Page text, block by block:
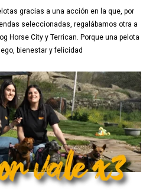
gracias a una acción en la que, por
seleccionadas, regalábamos otra a
Horse City y Terrican. Porque una pelota
bienestar y felicidad